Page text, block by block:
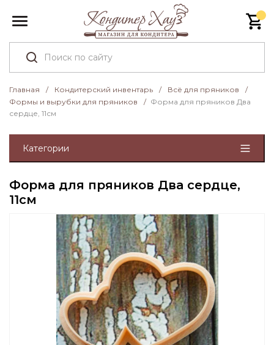
Главная / Кондитерский инвентарь / Всё для пряников
/
Формы и вырубки для пряников
/ Форма для пряников Два
сердце, 11см
Категории
Форма для пряников Два сердце,
11см